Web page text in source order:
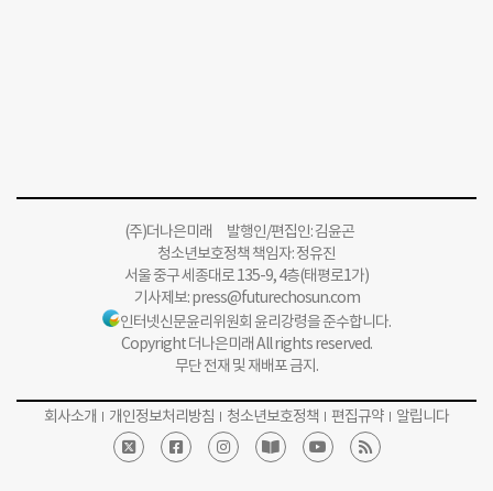
(주)더나은미래 발행인/편집인: 김윤곤
청소년보호정책 책임자: 정유진
서울 중구 세종대로 135-9, 4층(태평로1가)
기사제보:press@futurechosun.com
인터넷신문윤리위원회 윤리강령을 준수합니다.
Copyright 더나은미래 All rights reserved.
무단 전재 및 재배포 금지.
회사소개 개인정보처리방침 청소년보호정책 편집규약 알립니다